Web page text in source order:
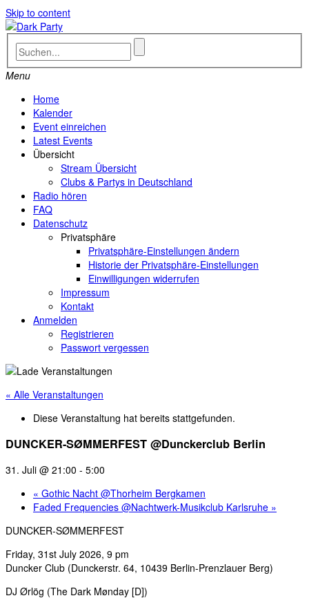
Skip to content
Menu
Home
Kalender
Event einreichen
Latest Events
Übersicht
Stream Übersicht
Clubs & Partys in Deutschland
Radio hören
FAQ
Datenschutz
Privatsphäre
Privatsphäre-Einstellungen ändern
Historie der Privatsphäre-Einstellungen
Einwilligungen widerrufen
Impressum
Kontakt
Anmelden
Registrieren
Passwort vergessen
« Alle Veranstaltungen
Diese Veranstaltung hat bereits stattgefunden.
DUNCKER-SØMMERFEST @Dunckerclub Berlin
31. Juli @ 21:00 - 5:00
« Gothic Nacht @Thorheim Bergkamen
Faded Frequencies @Nachtwerk-Musikclub Karlsruhe »
DUNCKER-SØMMERFEST
Friday, 31st July 2026, 9 pm
Duncker Club (Dunckerstr. 64, 10439 Berlin-Prenzlauer Berg)
DJ Ørlög (The Dark Mønday [D])